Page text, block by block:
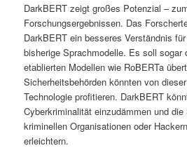
DarkBERT zeigt großes Potenzial –
Forschungsergebnissen. Das
DarkBERT ein besseres Verständnis
bisherige Sprachmodelle. Es soll sogar
etablierten Modellen wie RoBERTa
Sicherheitsbehörden könnten von
Technologie profitieren. DarkBERT
Cyberkriminalität einzudämmen und
kriminellen Organisationen oder
erleichtern.